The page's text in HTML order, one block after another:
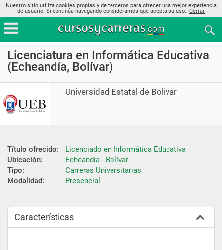
Nuestro sitio utiliza cookies propias y de terceros para ofrecer una mejor experiencia
de usuario. Si continúa navegando consideramos que acepta su uso.. Cerrar
Licenciatura en Informática Educativa
(Echeandía, Bolívar)
Universidad Estatal de Bolivar
Título ofrecido:
Licenciado en Informática Educativa
Ubicación:
Echeandía - Bolívar
Tipo:
Carreras Universitarias
Modalidad:
Presencial
Características